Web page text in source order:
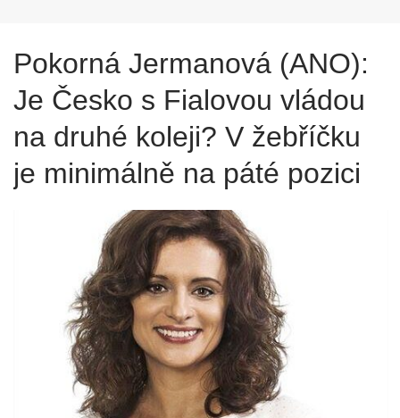
Pokorná Jermanová (ANO):
Je Česko s Fialovou vládou
na druhé koleji? V žebříčku
je minimálně na páté pozici